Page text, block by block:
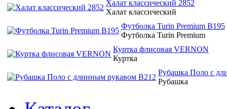
Халат классический 2852
Халат классический
Футболка Turin Premium B195
Футболка Turin Premium
Куртка флисовая VERNON
Куртка
Рубашка Поло с
Рубашка